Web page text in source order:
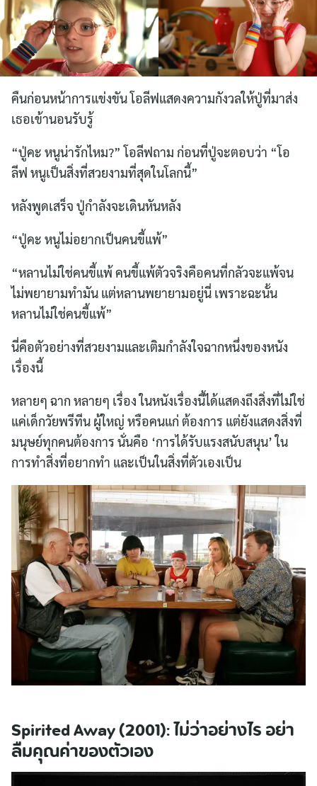
คืนก่อนหน้าการแข่งขัน โอลีฟแสดงความกังวลให้ปู่ที่มาส่ง
เธอเข้านอนรับรู้
“ปู่คะ หนูน่ารักไหม?” โอลีฟถาม ก่อนที่ปู่จะตอบว่า “โอ
ลีฟ หนูเป็นสิ่งที่สวยงามที่สุดในโลกนี้”
หลังพูดเสร็จ ปู่กำลังจะเดินหันหลัง
“ปู่คะ หนูไม่อยากเป็นคนขี้แพ้”
“หลานไม่ใช่คนขี้แพ้ คนขี้แพ้ตัวจริงคือคนที่กลัวจะแพ้จน
ไม่พยายามทำมัน แต่หลานพยายามอยู่นี่ เพราะฉะนั้น
หลานไม่ใช่คนขี้แพ้”
นี่คือตัวอย่างที่สวยงามและเติมกำลังใจฉากหนึ่งของหนัง
เรื่องนี้
หลายๆ ฉาก หลายๆ เรื่อง ในหนังเรื่องนี้ได้แสดงถึงสิ่งที่ไม่ใช่
แค่เด็กวัยพรีทีน ผู้ใหญ่ หรือคนแก่ ต้องการ แต่ยังแสดงสิ่งที่
มนุษย์ทุกคนต้องการ นั่นคือ ‘การได้รับแรงสนับสนุน’ ใน
การทำสิ่งที่อยากทำ และเป็นในสิ่งที่ตัวเองเป็น
Spirited Away (2001): ไม่ว่าอย่างไร อย่า
ลืมคุณค่าของตัวเอง